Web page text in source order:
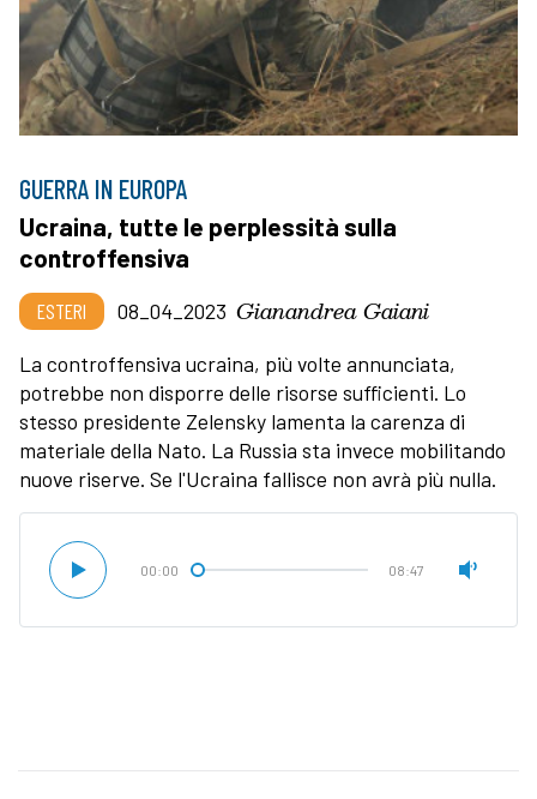
GUERRA IN EUROPA
Ucraina, tutte le perplessità sulla
controffensiva
ESTERI 08_04_2023 Gianandrea Gaiani
La controffensiva ucraina, più volte annunciata,
potrebbe non disporre delle risorse sufficienti. Lo
stesso presidente Zelensky lamenta la carenza di
materiale della Nato. La Russia sta invece mobilitando
nuove riserve. Se l'Ucraina fallisce non avrà più nulla.
00:00 08:47